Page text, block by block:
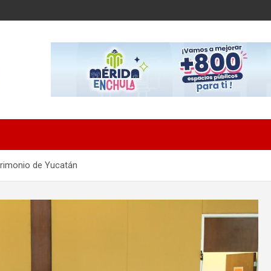
de Yucatán